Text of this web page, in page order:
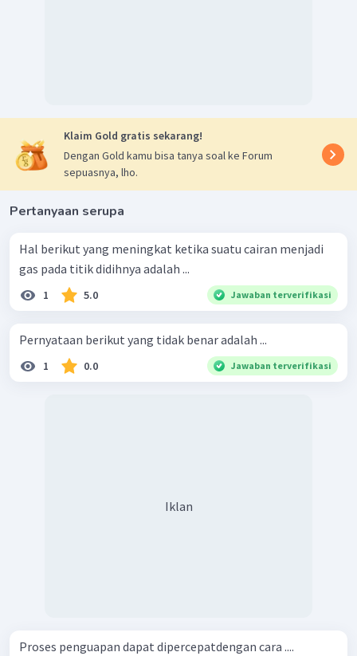
Klaim Gold gratis sekarang!
Dengan Gold kamu bisa tanya soal ke Forum
sepuasnya, lho.
Pertanyaan serupa
Hal berikut yang meningkat ketika suatu cairan menjadi
gas pada titik didihnya adalah ...
1 5.0 Jawaban terverifikasi
Pernyataan berikut yang tidak benar adalah ...
1 0.0 Jawaban terverifikasi
Iklan
Proses penguapan dapat dipercepatdengan cara ....